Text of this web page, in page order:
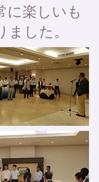
に楽しいも
ました。